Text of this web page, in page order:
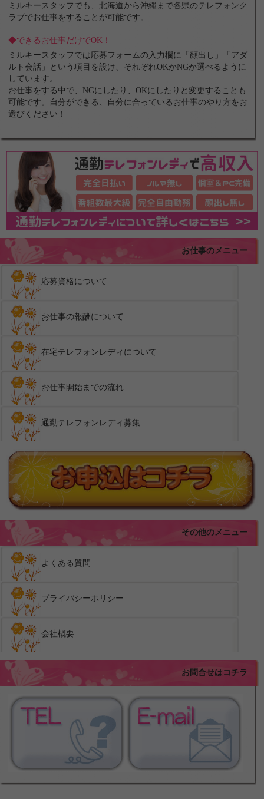
ミルキースタッフでも、北海道から沖縄まで各県のテレフォンク
ラブでお仕事をすることが可能です。
◆できるお仕事だけでOK！
ミルキースタッフでは応募フォームの入力欄に「顔出し」「アダ
ルト会話」という項目を設け、それぞれOKかNGか選べるように
しています。
お仕事をする中で、NGにしたり、OKにしたりと変更することも
可能です。自分ができる、自分に合っているお仕事のやり方をお
選びください！
お仕事のメニュー
応募資格について
お仕事の報酬について
在宅テレフォンレディについて
お仕事開始までの流れ
通勤テレフォンレディ募集
その他のメニュー
よくある質問
プライバシーポリシー
会社概要
お問合せはコチラ